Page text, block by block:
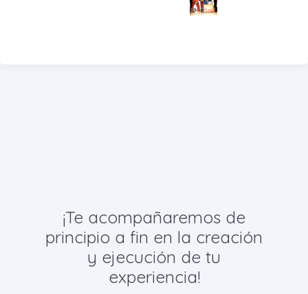
¡Te acompañaremos de
principio a fin en la creación
y ejecución de tu
experiencia!